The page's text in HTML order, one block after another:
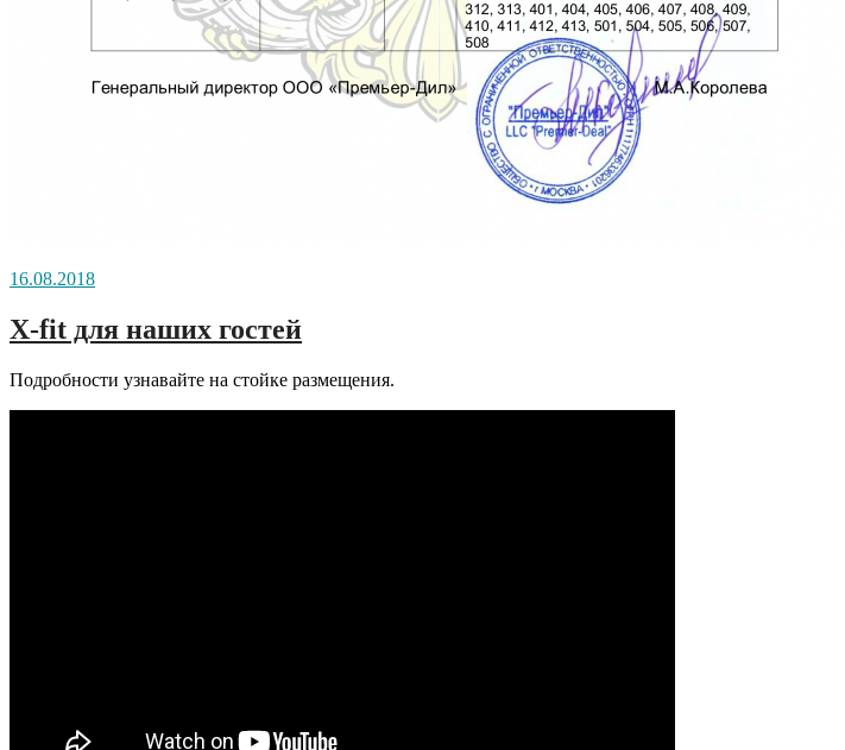
16.08.2018
X-fit для наших гостей
Подробности узнавайте на стойке размещения.